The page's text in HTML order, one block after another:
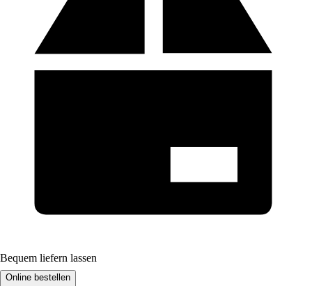
Bequem liefern lassen
Online bestellen